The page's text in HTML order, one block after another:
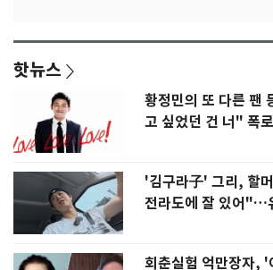
핫뉴스
황정민의 또 다른 팬
고 싶었던 건 너" 폭
'김구라子' 그리, 할
전라도에 잘 있어"…
회춘실험 억만장자, '여